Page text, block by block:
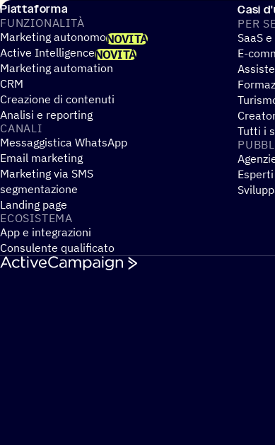
Piattaforma
FUNZIO­NA­LITÀ
Marketing autonomoNOVITÀ
Active IntelligenceNOVITÀ
Marketing automation
CRM
Creazione di contenuti
Analisi e reporting
CANALI
Messaggistica WhatsApp
Email marketing
Marketing via SMS
segmentazione
Landing page
ECOSI­STEMA
App e integrazioni
Consulente qualificato
Casi
PER
SaaS
E-
Tutti i